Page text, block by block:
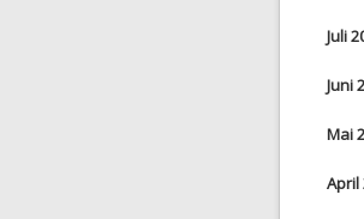
Juli
Juni
Mai
April